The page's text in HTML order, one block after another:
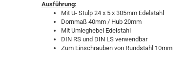
Ausführung:
Mit U- Stulp 24 x 5 x 305mm Edelstahl
Dornmaß 40mm / Hub 20mm
Mit Umleghebel Edelstahl
DIN RS und DIN LS verwendbar
Zum Einschrauben von Rundstahl 10mm